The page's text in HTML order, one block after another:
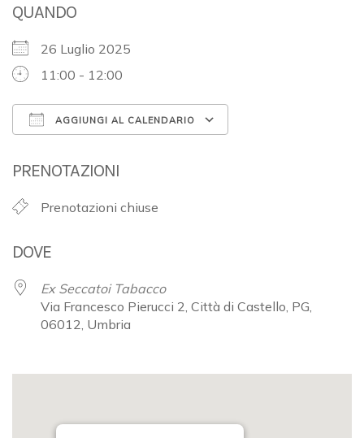
QUANDO
26 Luglio 2025
11:00 - 12:00
AGGIUNGI AL CALENDARIO
PRENOTAZIONI
Prenotazioni chiuse
DOVE
Ex Seccatoi Tabacco
Via Francesco Pierucci 2, Città di Castello, PG,
06012, Umbria